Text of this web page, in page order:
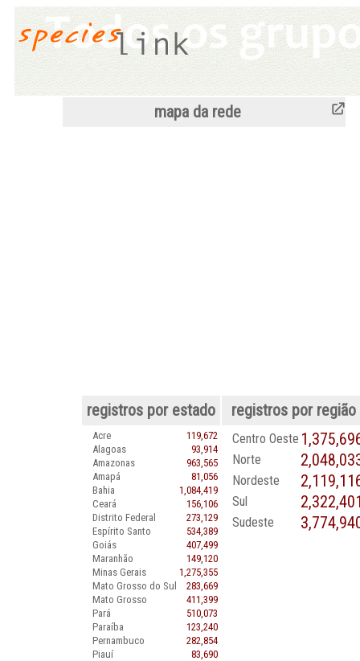
mapa da rede
registros por estado registros por região
Acre
119,672
Alagoas
93,914
Amazonas
963,565
Amapá
81,056
Bahia
1,084,419
Ceará
156,106
Distrito Federal
273,129
Espírito Santo
534,389
Goiás
407,499
Maranhão
149,120
Minas Gerais
1,275,355
Mato Grosso do Sul
283,669
Mato Grosso
411,399
Pará
510,073
Paraíba
123,240
Pernambuco
282,854
Piauí
83,690
Centro Oeste
Norte
Nordeste
Sul
Sudeste